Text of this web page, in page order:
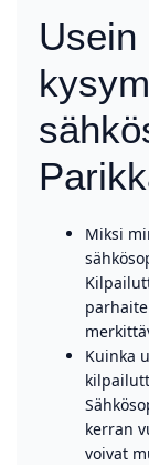
Miksi
Kuinka
kerran
voivat